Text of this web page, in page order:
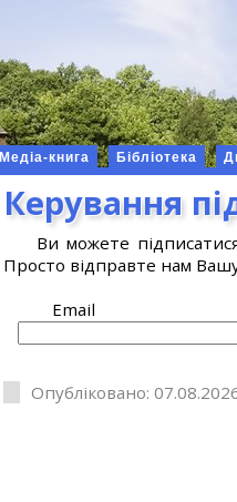
Медіа-книга Бібліотека
Керування
Ви можете
Просто відправте нам
Email
Опубліковано: